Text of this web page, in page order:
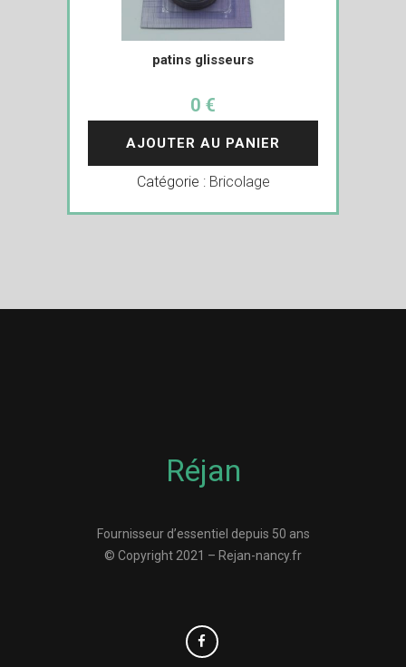
patins glisseurs
0 €
AJOUTER AU PANIER
Catégorie : Bricolage
Réjan
Fournisseur d’essentiel depuis 50 ans
© Copyright 2021 – Rejan-nancy.fr